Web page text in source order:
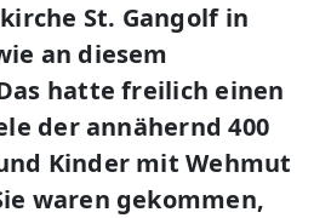
St. Gangolf in
an diesem
hatte freilich einen
der annähernd 400
Kinder mit Wehmut
waren gekommen,